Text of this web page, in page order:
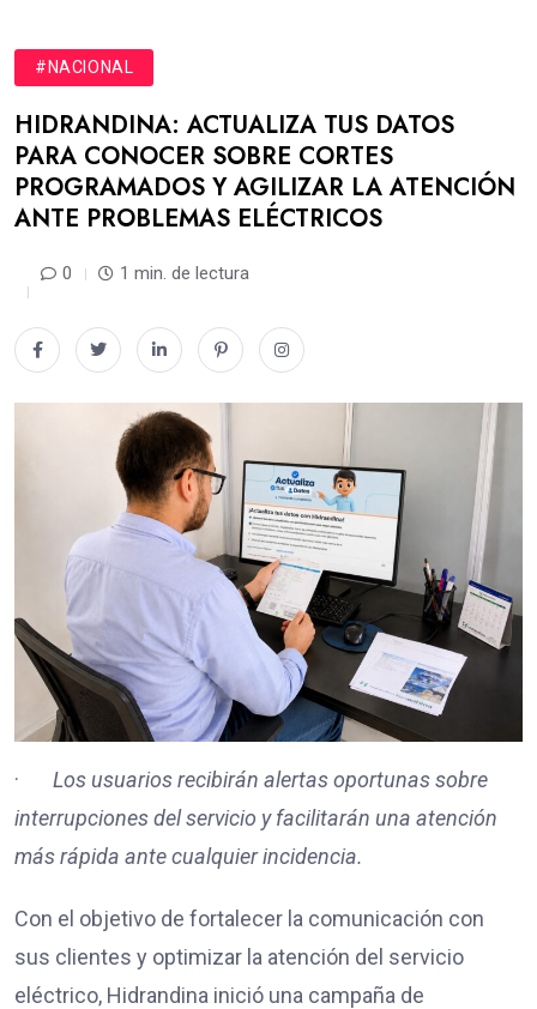
#NACIONAL
HIDRANDINA: ACTUALIZA TUS DATOS
PARA CONOCER SOBRE CORTES
PROGRAMADOS Y AGILIZAR LA ATENCIÓN
ANTE PROBLEMAS ELÉCTRICOS
0 1 min. de lectura
· Los usuarios recibirán alertas oportunas sobre
interrupciones del servicio y facilitarán una atención
más rápida ante cualquier incidencia.
Con el objetivo de fortalecer la comunicación con
sus clientes y optimizar la atención del servicio
eléctrico, Hidrandina inició una campaña de